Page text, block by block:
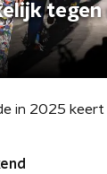
tegen